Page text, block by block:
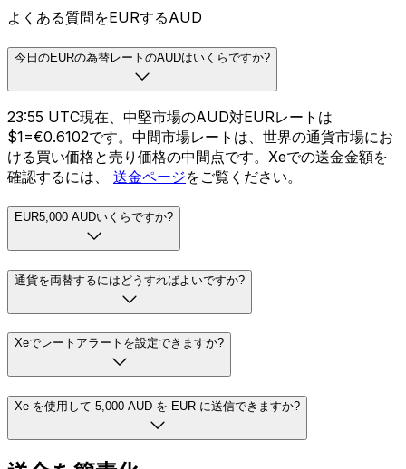
よくある質問をEURするAUD
今日のEURの為替レートのAUDはいくらですか?
23:55 UTC現在、中堅市場のAUD対EURレートは
$1=€0.6102です。中間市場レートは、世界の通貨市場にお
ける買い価格と売り価格の中間点です。Xeでの送金金額を
確認するには、 送金ページをご覧ください。
EUR5,000 AUDいくらですか?
通貨を両替するにはどうすればよいですか?
Xeでレートアラートを設定できますか?
Xe を使用して 5,000 AUD を EUR に送信できますか?